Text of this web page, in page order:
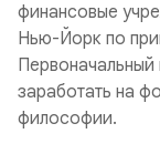
финансовые
Нью-Йорк по
Первоначальный
заработать на
философии.